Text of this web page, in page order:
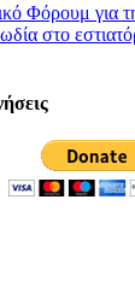
Φόρουμ για
στο